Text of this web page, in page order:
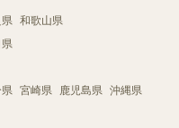
和歌山県
県
県 宮崎県 鹿児島県 沖縄県